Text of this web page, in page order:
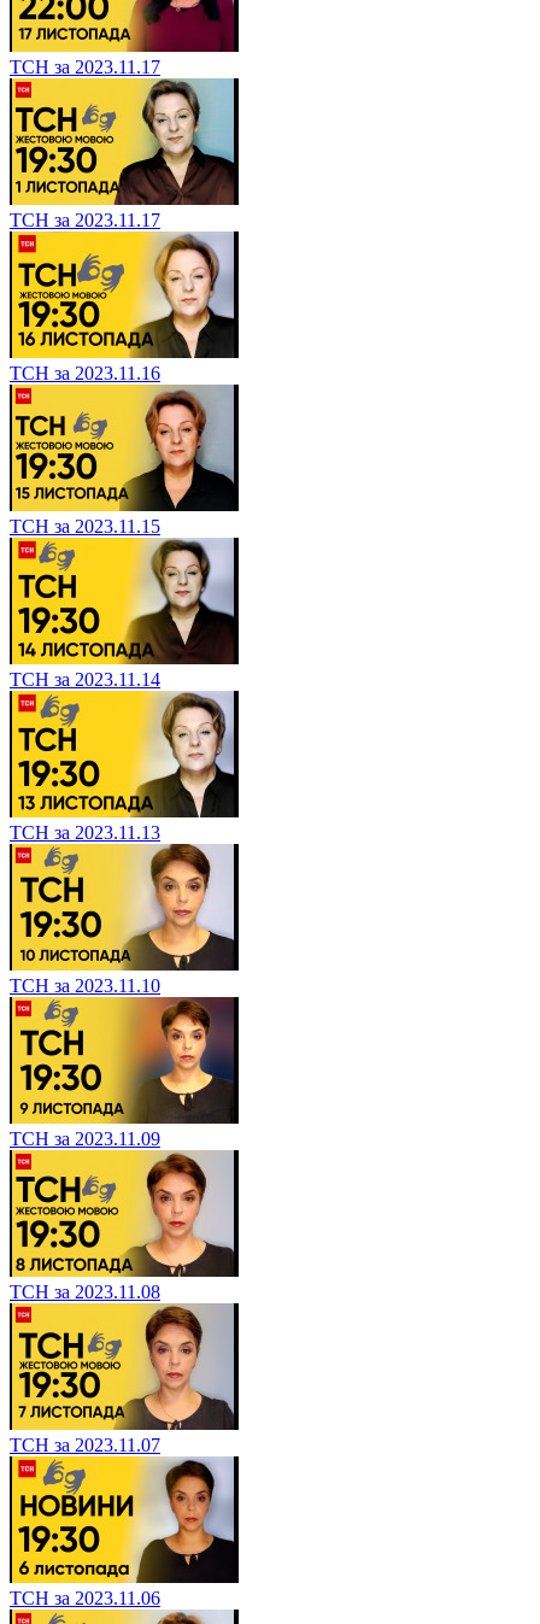
ТСН за 2023.11.17
ТСН за 2023.11.17
ТСН за 2023.11.16
ТСН за 2023.11.15
ТСН за 2023.11.14
ТСН за 2023.11.13
ТСН за 2023.11.10
ТСН за 2023.11.09
ТСН за 2023.11.08
ТСН за 2023.11.07
ТСН за 2023.11.06